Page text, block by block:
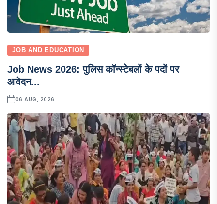
JOB AND EDUCATION
Job News 2026: पुलिस कॉन्स्टेबलों के पदों पर
आवेदन...
06 AUG, 2026